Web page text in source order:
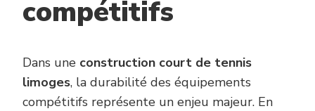
compétitifs
Dans une construction court de tennis
limoges, la durabilité des équipements
compétitifs représente un enjeu majeur. En